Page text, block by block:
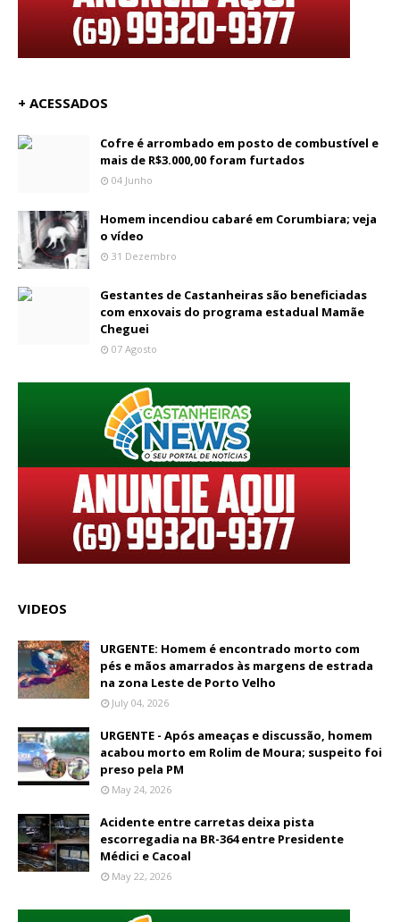
+ ACESSADOS
Cofre é arrombado em posto de combustível e
mais de R$3.000,00 foram furtados
04 Junho
Homem incendiou cabaré em Corumbiara; veja
o vídeo
31 Dezembro
Gestantes de Castanheiras são beneficiadas
com enxovais do programa estadual Mamãe
Cheguei
07 Agosto
VIDEOS
URGENTE: Homem é encontrado morto com
pés e mãos amarrados às margens de estrada
na zona Leste de Porto Velho
July 04, 2026
URGENTE - Após ameaças e discussão, homem
acabou morto em Rolim de Moura; suspeito foi
preso pela PM
May 24, 2026
Acidente entre carretas deixa pista
escorregadia na BR-364 entre Presidente
Médici e Cacoal
May 22, 2026